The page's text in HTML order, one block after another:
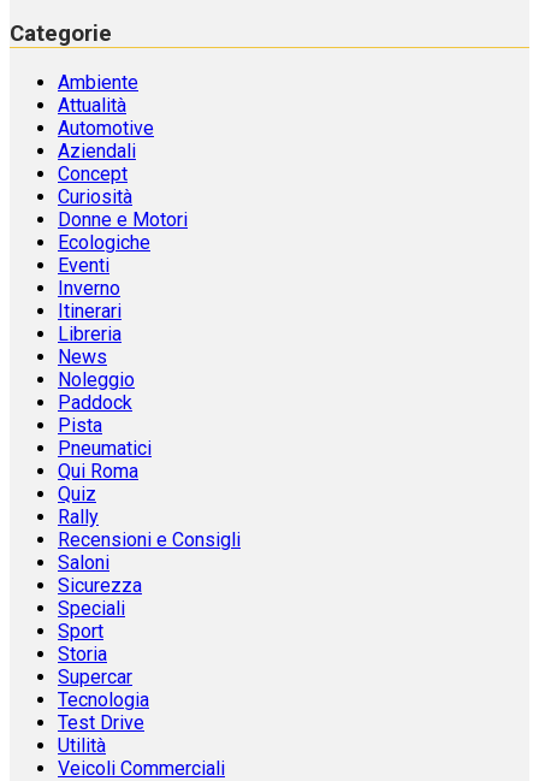
Categorie
Ambiente
Attualità
Automotive
Aziendali
Concept
Curiosità
Donne e Motori
Ecologiche
Eventi
Inverno
Itinerari
Libreria
News
Noleggio
Paddock
Pista
Pneumatici
Qui Roma
Quiz
Rally
Recensioni e Consigli
Saloni
Sicurezza
Speciali
Sport
Storia
Supercar
Tecnologia
Test Drive
Utilità
Veicoli Commerciali